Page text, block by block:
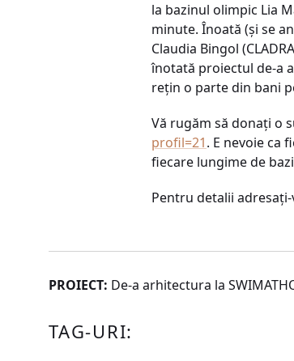
la bazinul olimpic Lia
minute. Înoată (şi se
Claudia Bingol
înotată proiectul de-a
reţin o parte din bani
Vă rugăm să donaţi o
profil=21. E nevoie ca
fiecare lungime de
Pentru detalii
PROIECT: De-a arhitectura la
TAG-URI: